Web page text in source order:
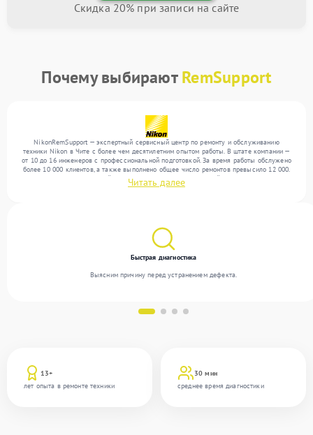
Скидка 20% при записи на сайте
Почему выбираютRemSupport
NikonRemSupport — экспертный сервисный центр по ремонту и обслуживанию
техники Nikon в Чите с более чем десятилетним опытом работы. В штате компании —
от 10 до 16 инженеров с профессиональной подготовкой. За время работы обслужено
более 10 000 клиентов, а также выполнено общее число ремонтов превысило 12 000.
Ежемесячно в сервисный центр поступает более 300 устройств, включая , , . Мы
выполняем ремонт различного уровня сложности и поддерживаем высокий стандарт
Читать далее
13+
лет опыта в ремонте техники
30 мин
среднее время диагностики
Быстрая диагностика
Выясним причину перед устранением дефекта.